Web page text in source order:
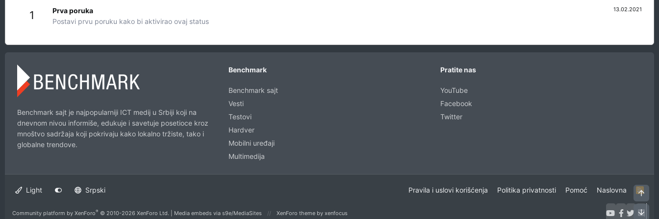
1 13.02.2021
Prva poruka
Postavi prvu poruku kako bi aktivirao ovaj status
Benchmark sajt je najpopularniji ICT medij u Srbiji koji na
dnevnom nivou informiše, edukuje i savetuje posetioce kroz
mnoštvo sadržaja koji pokrivaju kako lokalno tržiste, tako i
globalne trendove.
Benchmark
Benchmark sajt
Vesti
Testovi
Hardver
Mobilni uređaji
Multimedija
Pratite nas
YouTube
Facebook
Twitter
Light Srpski Pravila i uslovi korišćenja Politika privatnosti Pomoć Naslovna
R
S
Community platform by XenForo® © 2010-2026 XenForo Ltd. Media embeds via s9e/MediaSites XenForo theme by xenfocus Dno